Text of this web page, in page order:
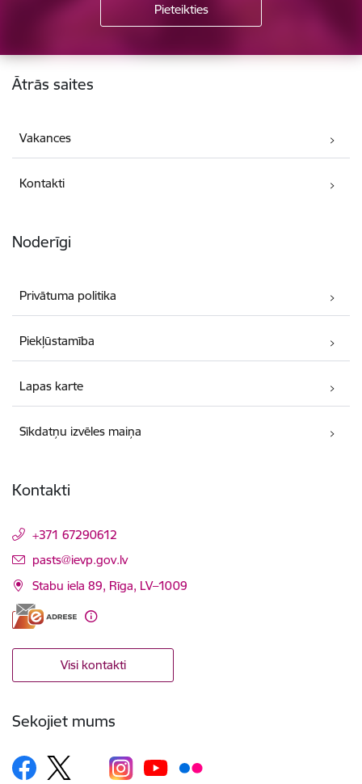
Kājene
Ātrās saites
Vakances
Kontakti
Noderīgi
Privātuma politika
Piekļūstamība
Lapas karte
Sīkdatņu izvēles maiņa
Kontakti
+371 67290612
E-pasts:
pasts@ievp.gov.lv
Stabu iela 89, Rīga, LV–1009
Visi kontakti
Sekojiet mums